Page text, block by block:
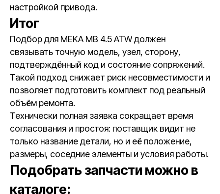
настройкой привода.
Итог
Подбор для MEKA MB 4.5 ATW должен
связывать точную модель, узел, сторону,
подтверждённый код и состояние сопряжений.
Такой подход снижает риск несовместимости и
позволяет подготовить комплект под реальный
объём ремонта.
Технически полная заявка сокращает время
согласования и простоя: поставщик видит не
только название детали, но и её положение,
размеры, соседние элементы и условия работы.
Подобрать запчасти можно в
каталоге: